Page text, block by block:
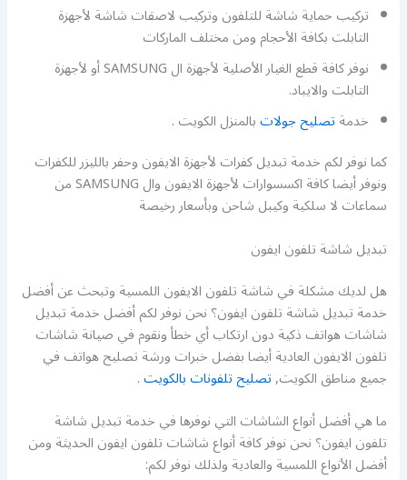
تركيب حماية شاشة للتلفون وتركيب لاصقات شاشة لأجهزة
التابلت بكافة الأحجام ومن مختلف الماركات
نوفر كافة قطع الغيار الأصلية لأجهزة ال SAMSUNG أو لأجهزة
التابلت والايباد.
خدمةتصليح جولاتبالمنزل الكويت .
كما نوفر لكم خدمة تبديل كفرات لأجهزة الايفون وحفر بالليزر للكفرات
ونوفر أيضا كافة اكسسوارات لأجهزة الايفون وال SAMSUNG من
سماعات لا سلكية وكيبل شاحن وبأسعار رخيصة
تبديل شاشة تلفون ايفون
هل لديك مشكلة في شاشة تلفون الايفون اللمسية وتبحث عن أفضل
خدمة تبديل شاشة تلفون ايفون؟ نحن نوفر لكم أفضل خدمة تبديل
شاشات هواتف ذكية دون ارتكاب أي خطأ ونقوم في صيانة شاشات
تلفون الايفون العادية أيضا بفضل خبرات ورشة تصليح هواتف في
جميع مناطق الكويت,تصليح تلفونات بالكويت.
ما هي أفضل أنواع الشاشات التي نوفرها في خدمة تبديل شاشة
تلفون ايفون؟ نحن نوفر كافة أنواع شاشات تلفون ايفون الحديثة ومن
أفضل الأنواع اللمسية والعادية ولذلك نوفر لكم: